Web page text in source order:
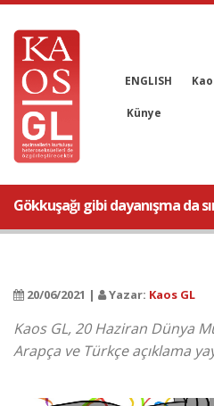
ENGLISH
Künye
Gökkuşağı gibi dayanışma da
20/06/2021 | Yazar: Kaos GL
Kaos GL, 20 Haziran Dünya
Arapça ve Türkçe açıklama